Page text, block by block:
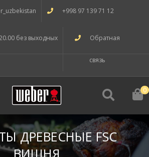
+998 97 139 71 12
без выходных Обратная
связь
0
ДРЕВЕСНЫЕ FSC
ВИШНЯ